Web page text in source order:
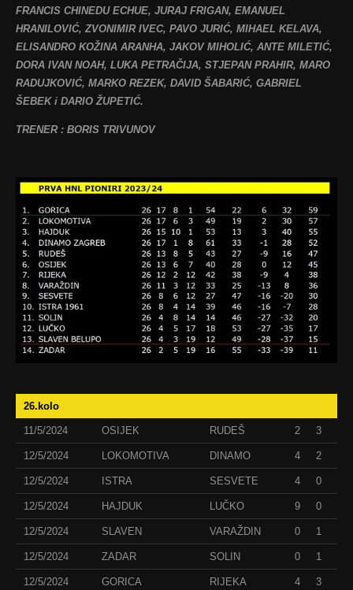
FRANCIS CHINEDU ECHUE, JURAJ FRIGAN, EMANUEL
HRANILOVIĆ, ZVONIMIR IVEC, PAVO JURIĆ, MIHAEL KELAVA,
ELISANDRO KOŽINA ARANHA, JAKOV MIHOLIĆ, ANTE MILETIĆ,
DORA IVAN NOAH, LUKA PETRAČIJA, STJEPAN PRAHIR, MARO
RADUJKOVIĆ, MARKO REZEK, DAVID ŠABARIĆ, GABRIEL
ŠEBEK i DARIO ŽUPETIĆ.
TRENER : BORIS TRIVUNOV
26.kolo
11/5/2024 OSIJEK RUDEŠ 2 3
12/5/2024 LOKOMOTIVA DINAMO 4 2
12/5/2024 ISTRA SESVETE 4 0
12/5/2024 HAJDUK LUČKO 9 0
12/5/2024 SLAVEN VARAŽDIN 0 1
12/5/2024 ZADAR SOLIN 0 1
12/5/2024 GORICA RIJEKA 4 3